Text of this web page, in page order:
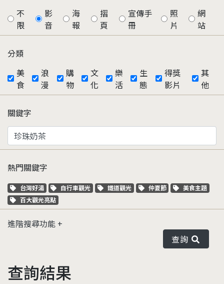
不
限
影
音
海
報
摺
頁
宣傳手
冊
照
片
網
站
分類
美
食
浪
漫
購
物
文
化
樂
活
生
態
得獎
影片
其
他
關鍵字
熱門關鍵字
關鍵字標籤
台灣好湯 關鍵字標籤
自行車觀光 關鍵字標籤
鐵道觀光 關鍵字標籤
仲夏節 關鍵字標籤
美食主題
關鍵字標籤
百大觀光亮點
進階搜尋功能
查詢
查詢結果